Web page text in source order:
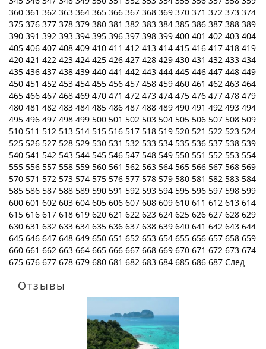
360 361 362 363 364 365 366 367 368 369 370 371 372 373 374
375 376 377 378 379 380 381 382 383 384 385 386 387 388 389
390 391 392 393 394 395 396 397 398 399 400 401 402 403 404
405 406 407 408 409 410 411 412 413 414 415 416 417 418 419
420 421 422 423 424 425 426 427 428 429 430 431 432 433 434
435 436 437 438 439 440 441 442 443 444 445 446 447 448 449
450 451 452 453 454 455 456 457 458 459 460 461 462 463 464
465 466 467 468 469 470 471 472 473 474 475 476 477 478 479
480 481 482 483 484 485 486 487 488 489 490 491 492 493 494
495 496 497 498 499 500 501 502 503 504 505 506 507 508 509
510 511 512 513 514 515 516 517 518 519 520 521 522 523 524
525 526 527 528 529 530 531 532 533 534 535 536 537 538 539
540 541 542 543 544 545 546 547 548 549 550 551 552 553 554
555 556 557 558 559 560 561 562 563 564 565 566 567 568 569
570 571 572 573 574 575 576 577 578 579 580 581 582 583 584
585 586 587 588 589 590 591 592 593 594 595 596 597 598 599
600 601 602 603 604 605 606 607 608 609 610 611 612 613 614
615 616 617 618 619 620 621 622 623 624 625 626 627 628 629
630 631 632 633 634 635 636 637 638 639 640 641 642 643 644
645 646 647 648 649 650 651 652 653 654 655 656 657 658 659
660 661 662 663 664 665 666 667 668 669 670 671 672 673 674
675 676 677 678 679 680 681 682 683 684 685 686 687 След
Отзывы